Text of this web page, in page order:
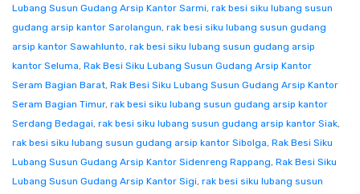
Lubang Susun Gudang Arsip Kantor Sarmi, rak besi siku lubang susun
gudang arsip kantor Sarolangun, rak besi siku lubang susun gudang
arsip kantor Sawahlunto, rak besi siku lubang susun gudang arsip
kantor Seluma, Rak Besi Siku Lubang Susun Gudang Arsip Kantor
Seram Bagian Barat, Rak Besi Siku Lubang Susun Gudang Arsip Kantor
Seram Bagian Timur, rak besi siku lubang susun gudang arsip kantor
Serdang Bedagai, rak besi siku lubang susun gudang arsip kantor Siak,
rak besi siku lubang susun gudang arsip kantor Sibolga, Rak Besi Siku
Lubang Susun Gudang Arsip Kantor Sidenreng Rappang, Rak Besi Siku
Lubang Susun Gudang Arsip Kantor Sigi, rak besi siku lubang susun